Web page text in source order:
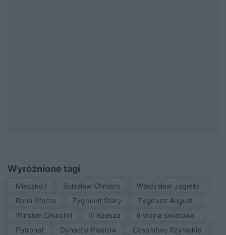
Wyróżnione tagi
Mieszko I Bolesław Chrobry
Władysław Jagiełło
Bona Sforza
Zygmunt Stary
Zygmunt August
Winston Churchill
III Rzesza
II wojna światowa
patronat
Dynastia Piastów
Cesarstwo Rzymskie